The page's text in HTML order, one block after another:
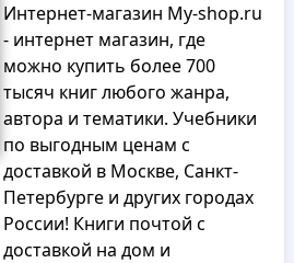
Интернет-магазин My-shop.ru
- интернет магазин, где
можно купить более 700
тысяч книг любого жанра,
автора и тематики. Учебники
по выгодным ценам с
доставкой в Москве, Санкт-
Петербурге и других городах
России! Книги почтой с
доставкой на дом и